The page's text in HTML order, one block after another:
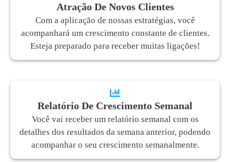
Atração De Novos Clientes
Com a aplicação de nossas estratégias, você
acompanhará um crescimento constante de clientes.
Esteja preparado para receber muitas ligações!
Relatório De Crescimento Semanal
Você vai receber um relatório semanal com os
detalhes dos resultados da semana anterior, podendo
acompanhar o seu crescimento semanalmente.